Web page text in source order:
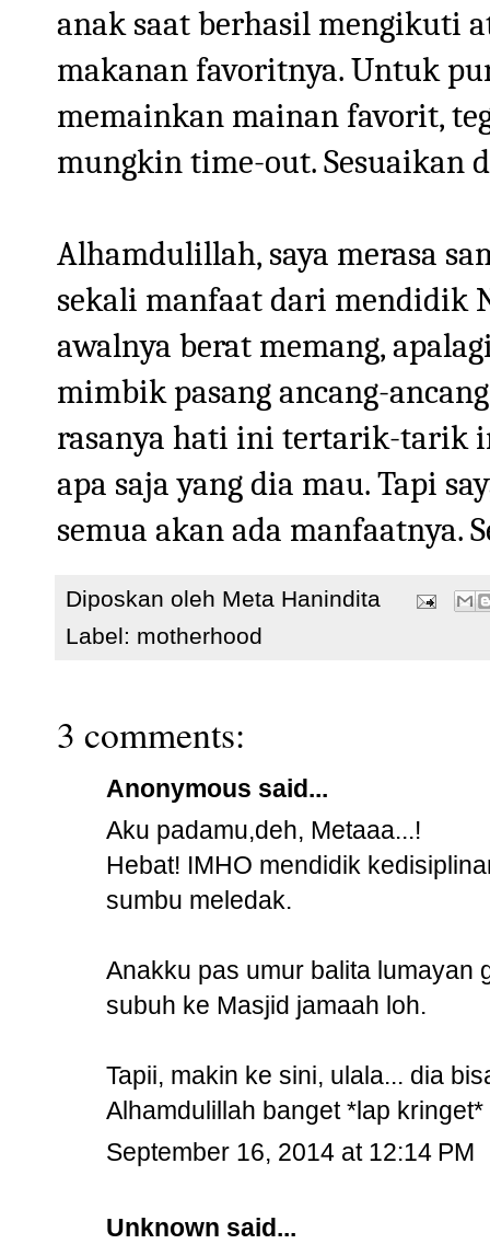
anak saat berhasil mengikuti
makanan favoritnya. Untuk
memainkan mainan favorit,
mungkin time-out. Sesuaikan
Alhamdulillah, saya merasa
sekali manfaat dari mendidik
awalnya berat memang,
mimbik pasang ancang-
rasanya hati ini tertarik-tarik
apa saja yang dia mau. Tapi
semua akan ada manfaatnya.
Diposkan oleh Meta Hanindita
Label: motherhood
3 comments:
Anonymous said...
Aku padamu,deh, Metaaa...!
Hebat! IMHO mendidik
sumbu meledak.
Anakku pas umur balita lumayan
subuh ke Masjid jamaah loh.
Tapii, makin ke sini, ulala... dia
Alhamdulillah banget *lap kringet*
September 16, 2014 at 12:14 PM
Unknown said...